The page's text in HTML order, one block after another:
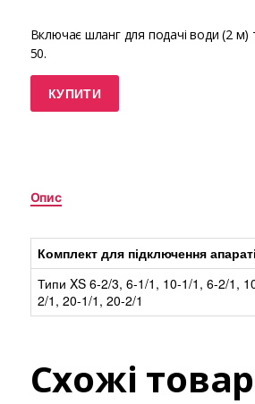
Включає шланг для подачі води (2 м)
50.
КУПИТИ
Опис
Комплект для підключення
Типи XS 6-2/3, 6-1/1, 10-1/1, 6-2/1,
2/1, 20-1/1, 20-2/1
Схожі